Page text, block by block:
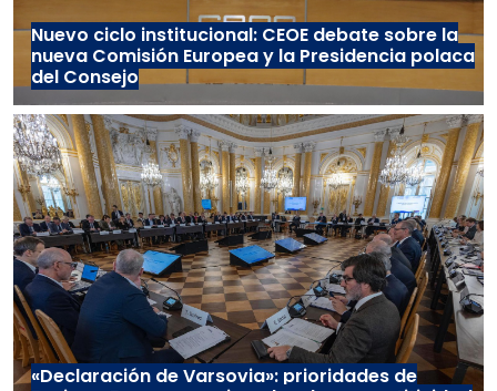
Nuevo ciclo institucional: CEOE debate sobre la
nueva Comisión Europea y la Presidencia polaca
del Consejo
«Declaración de Varsovia»: prioridades de